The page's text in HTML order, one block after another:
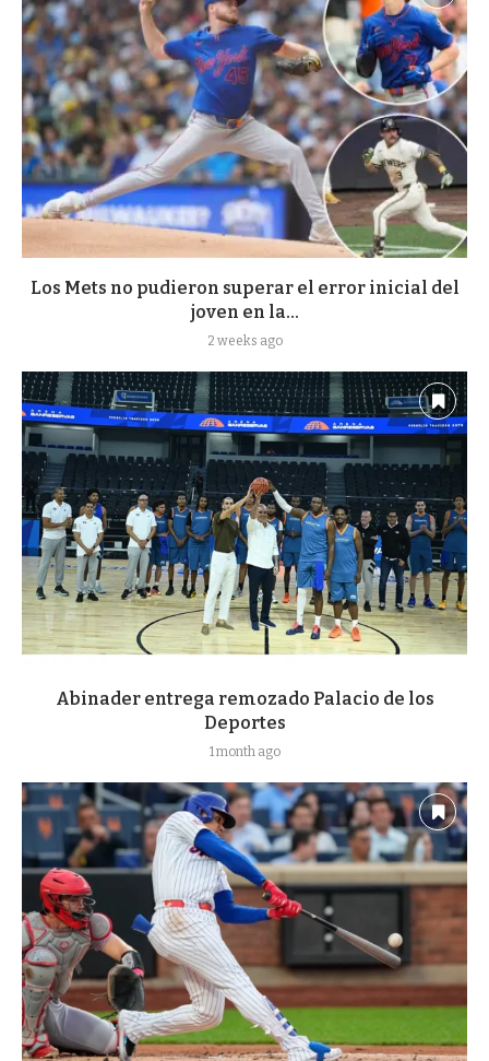
Los Mets no pudieron superar el error inicial del
joven en la...
2 weeks ago
Abinader entrega remozado Palacio de los
Deportes
1 month ago